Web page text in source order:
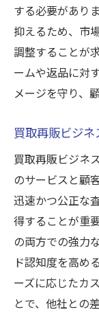
する必要があり
抑えるため、市
調整することが
ームや返品に対
メージを守り、
買取再販ビジ
買取再販ビジネ
のサービスと顧
迅速かつ公正な
得することが重
の両方での強力
ド認知度を高め
ーズに応じたカ
とで、他社との